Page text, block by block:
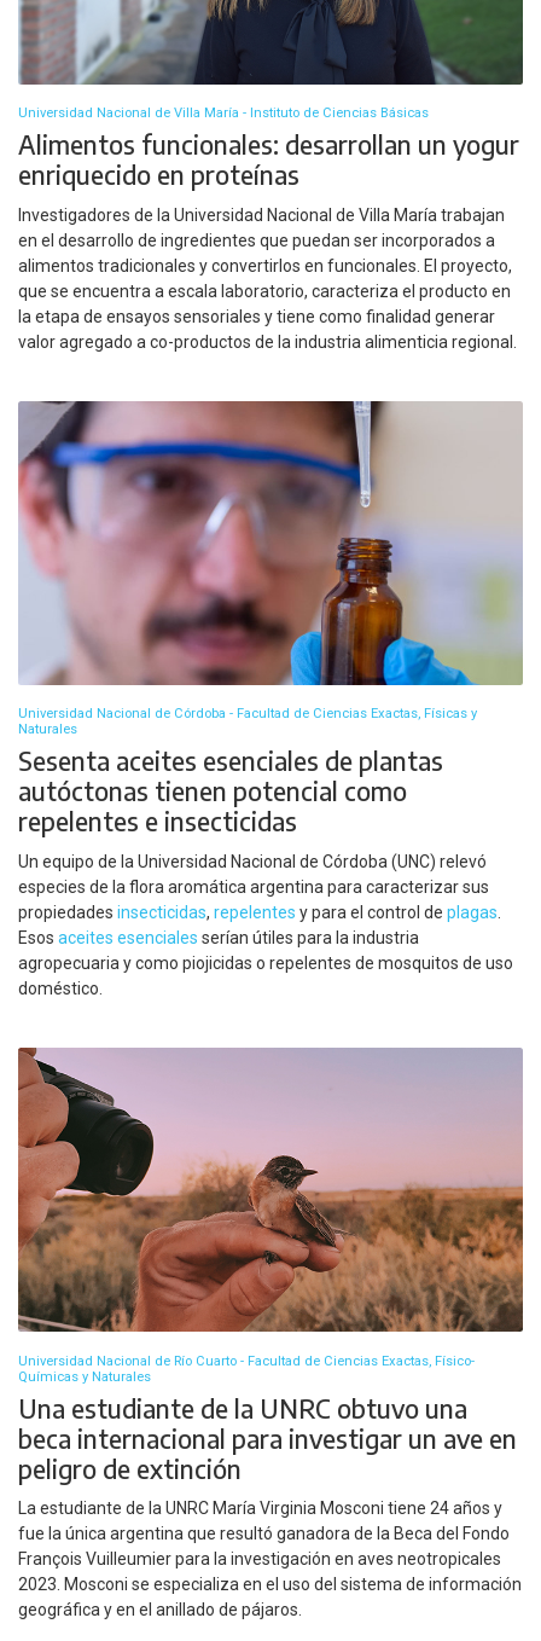
Universidad Nacional de Villa María - Instituto de Ciencias Básicas
Alimentos funcionales: desarrollan un yogur
enriquecido en proteínas
Investigadores de la Universidad Nacional de Villa María trabajan
en el desarrollo de ingredientes que puedan ser incorporados a
alimentos tradicionales y convertirlos en funcionales. El proyecto,
que se encuentra a escala laboratorio, caracteriza el producto en
la etapa de ensayos sensoriales y tiene como finalidad generar
valor agregado a co-productos de la industria alimenticia regional.
Universidad Nacional de Córdoba - Facultad de Ciencias Exactas, Físicas y
Naturales
Sesenta aceites esenciales de plantas
autóctonas tienen potencial como
repelentes e insecticidas
Un equipo de la Universidad Nacional de Córdoba (UNC) relevó
especies de la flora aromática argentina para caracterizar sus
propiedades insecticidas, repelentes y para el control de plagas
Esos aceites esenciales serían útiles para la industria
agropecuaria y como piojicidas o repelentes de mosquitos de uso
doméstico.
Universidad Nacional de Río Cuarto - Facultad de Ciencias Exactas, Físico-
Químicas y Naturales
Una estudiante de la UNRC obtuvo una
beca internacional para investigar un ave en
peligro de extinción
La estudiante de la UNRC María Virginia Mosconi tiene 24 años y
fue la única argentina que resultó ganadora de la Beca del Fondo
François Vuilleumier para la investigación en aves neotropicales
2023. Mosconi se especializa en el uso del sistema de información
geográfica y en el anillado de pájaros.